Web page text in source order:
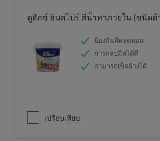
ดูลักซ์ อินสไปร์ สีน้ำทาภายใน (ชนิดด้
ป้องกันสีหลุดล่อน
การกลบมิดได้ดี
สามารถเช็ดล้างได้
เปรียบเทียบ